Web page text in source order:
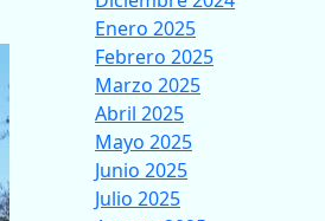
Enero 2025
Febrero 2025
Marzo 2025
Abril 2025
Mayo 2025
Junio 2025
Julio 2025